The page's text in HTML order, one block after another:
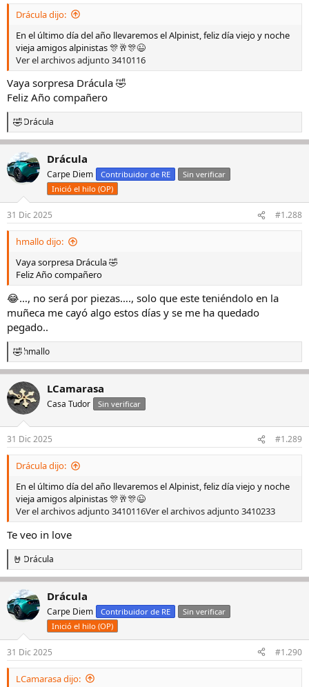
s
Drácula dijo:
En el último día del año llevaremos el Alpinist, feliz día viejo y noche
vieja amigos alpinistas 🎊🥂🎊😉
Ver el archivos adjunto 3410116
Vaya sorpresa Drácula 🤣
Feliz Año compañero
R
e
c
c
i
n
e
s
Drácula
Drácula
Carpe Diem Contribuidor de RE
Sin verificar
Inició el hilo (OP)
31 Dic 2025 #1.288
hmallo dijo:
Vaya sorpresa Drácula 🤣
Feliz Año compañero
😂…, no será por piezas…., solo que este teniéndolo en la
muñeca me cayó algo estos días y se me ha quedado
pegado..
R
e
a
c
c
i
e
s
hmallo
LCamarasa
Casa Tudor Sin verificar
31 Dic 2025 #1.289
Drácula dijo:
En el último día del año llevaremos el Alpinist, feliz día viejo y noche
vieja amigos alpinistas 🎊🥂🎊😉
Ver el archivos adjunto 3410116Ver el archivos adjunto 3410233
Te veo in love
R
e
a
c
c
i
n
e
s
Drácula
Drácula
Carpe Diem Contribuidor de RE
Sin verificar
Inició el hilo (OP)
31 Dic 2025 #1.290
LCamarasa dijo: